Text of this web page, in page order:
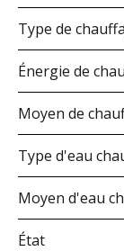
Type de
Énergie de
Moyen de
Type d'eau
Moyen d'eau
État